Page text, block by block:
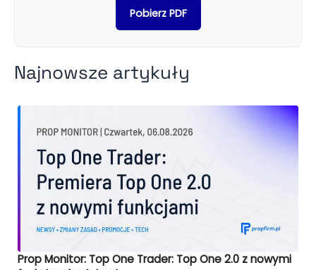
Pobierz PDF
Najnowsze artykuły
Prop Monitor: Top One Trader: Top One 2.0 z nowymi